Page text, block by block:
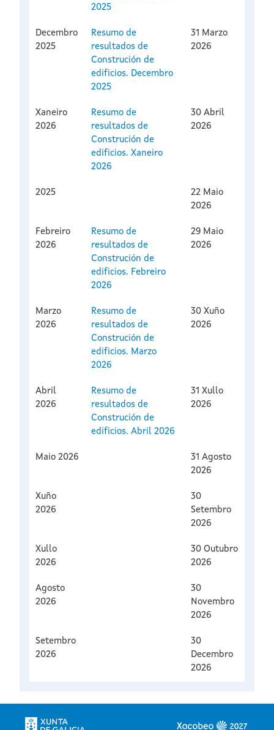
2025
Decembro
2025
Resumo de
resultados de
Construción de
edificios. Decembro
2025
31 Marzo
2026
Xaneiro
2026
Resumo de
resultados de
Construción de
edificios. Xaneiro
2026
30 Abril
2026
2025
22 Maio
2026
Febreiro
2026
Resumo de
resultados de
Construción de
edificios. Febreiro
2026
29 Maio
2026
Marzo
2026
Resumo de
resultados de
Construción de
edificios. Marzo
2026
30 Xuño
2026
Abril
2026
Resumo de
resultados de
Construción de
edificios. Abril 2026
31 Xullo
2026
Maio 2026
31 Agosto
2026
Xuño
2026
30
Setembro
2026
Xullo
2026
30 Outubro
2026
Agosto
2026
30
Novembro
2026
Setembro
2026
30
Decembro
2026